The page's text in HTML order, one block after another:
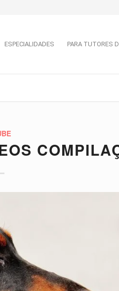
ESPECIALIDADES PARA TUTORES